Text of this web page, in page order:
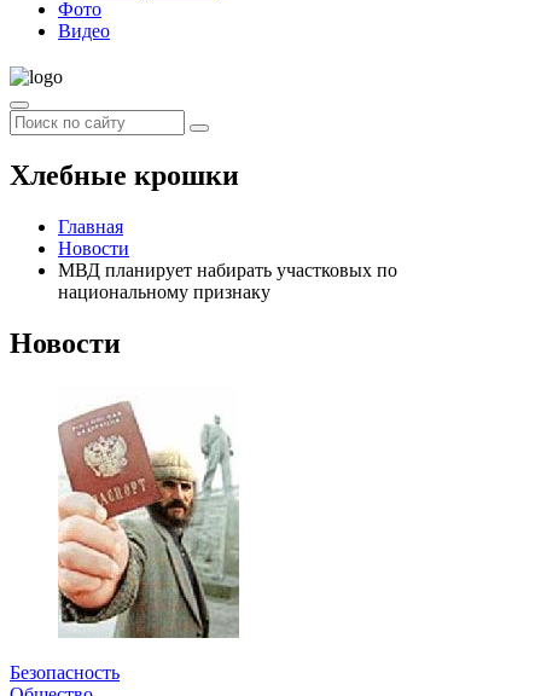
Фото
Видео
Хлебные крошки
Главная
Новости
МВД планирует набирать участковых по
национальному признаку
Новости
Безопасность